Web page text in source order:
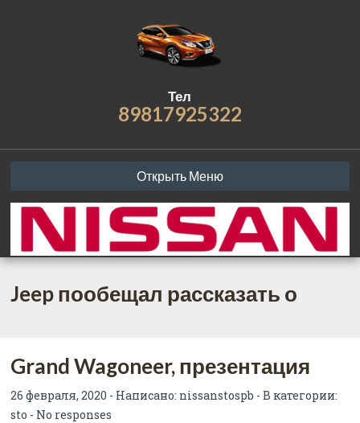
Тел
89817925322
Открыть Меню
Jeep пообещал рассказать о
Grand Wagoneer, презентация
26 февраля, 2020 - Написано: nissanstospb - В категории:
sto - No responses